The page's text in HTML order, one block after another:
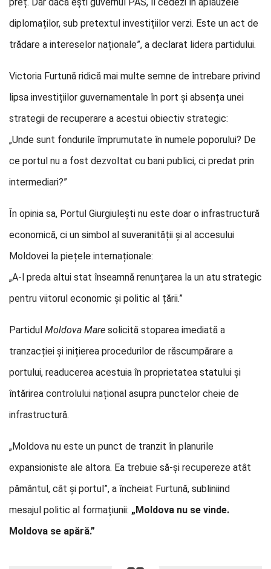
diplomaților, sub pretextul investițiilor verzi. Este un act de
trădare a intereselor naționale”, a declarat lidera partidului.
Victoria Furtună ridică mai multe semne de întrebare privind
lipsa investițiilor guvernamentale în port și absența unei
strategii de recuperare a acestui obiectiv strategic:
„Unde sunt fondurile împrumutate în numele poporului? De
ce portul nu a fost dezvoltat cu bani publici, ci predat prin
intermediari?”
În opinia sa, Portul Giurgiulești nu este doar o infrastructură
economică, ci un simbol al suveranității și al accesului
Moldovei la piețele internaționale:
„A-l preda altui stat înseamnă renunțarea la un atu strategic
pentru viitorul economic și politic al țării.”
Partidul Moldova Mare solicită stoparea imediată a
tranzacției și inițierea procedurilor de răscumpărare a
portului, readucerea acestuia în proprietatea statului și
întărirea controlului național asupra punctelor cheie de
infrastructură.
„Moldova nu este un punct de tranzit în planurile
expansioniste ale altora. Ea trebuie să-și recupereze atât
pământul, cât și portul”, a încheiat Furtună, subliniind
mesajul politic al formațiunii: „Moldova nu se vinde.
Moldova se apără.”